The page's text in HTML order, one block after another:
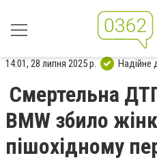
14:01, 28 липня 2025 р. Надійне
Смертельна
BMW збило
пішохідному